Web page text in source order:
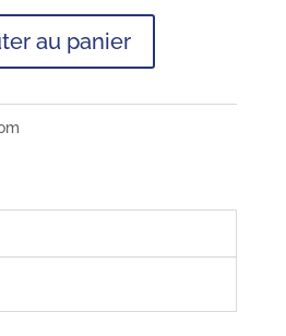
au panier